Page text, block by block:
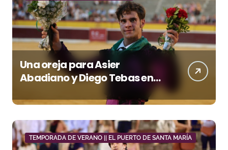
Una oreja para Asier
Abadiano y Diego Tebas en
una apertura de la Albahaca
marcada por el buen juego
de Los Maños
TEMPORADA DE VERANO || EL PUERTO DE SANTA MARÍA